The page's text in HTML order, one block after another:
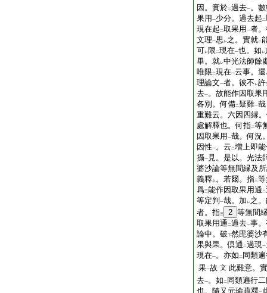
因。實於二過去一。
果用 一少分。過去起 二
現在起 二取果用 一者
文理一思 レ之。實就二
可レ限 二現在一也。如 レ
畢。就レ中光法師餘
唯限 二現在一云事。
理論文一者。彼不 レ許
去一。故能作因取果
各別。何備二 疑難一哉
重難云。六因四縁
處解釋也。何指二等
因取果用 一哉。何況
因性一。云 二増上即
攝一 見。是以。光法
婆沙論等無間縁及
義釋 上 。若爾。指三
爲三能作因取果用通 二
等定判 一哉。加 レ之
者。指三 2 等無間
取果用通 二過去一事
論中。破下然毘婆沙
果與果。倶通 二過現一
現在一。亦如 二 同類
果一故 文 此難意。
去一。如 二 同類遍行
也。隨又元瑜疏釋